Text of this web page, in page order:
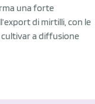
una forte
di mirtilli, con le
a diffusione